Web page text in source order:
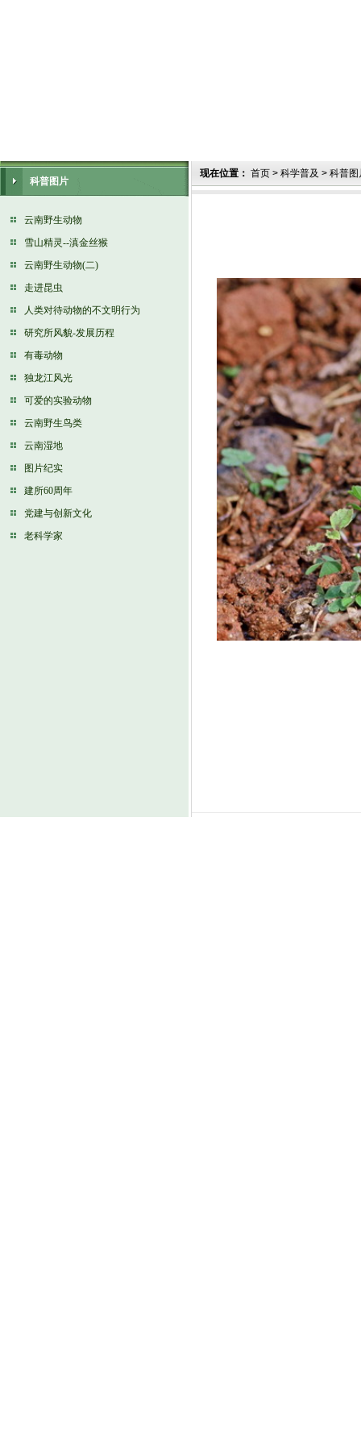
科普图片
云南野生动物
雪山精灵--滇金丝猴
云南野生动物(二)
走进昆虫
人类对待动物的不文明行为
研究所风貌-发展历程
有毒动物
独龙江风光
可爱的实验动物
云南野生鸟类
云南湿地
图片纪实
建所60周年
党建与创新文化
老科学家
现在位置： 首页 > 科学普及 > 科普图